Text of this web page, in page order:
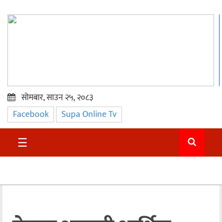
प्रमुख
समाचार
सुदुर
सोमबार, साउन २५, २०८३
Facebook Supa Online Tv
☰